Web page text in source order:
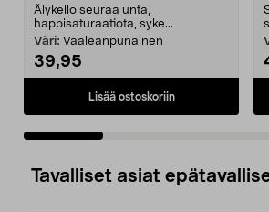
Älykello seuraa unta,
happisaturaatiota, syke...
Väri: Vaaleanpunainen
39,95
Lisää ostoskoriin
Tavalliset asiat